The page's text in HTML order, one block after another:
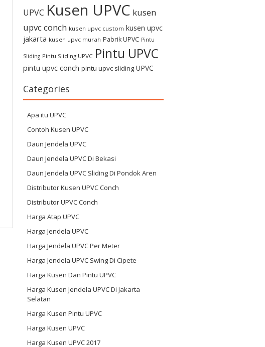
UPVC Kusen UPVC kusen
upvc conch kusen upvc custom kusen upvc
jakarta kusen upvc murah Pabrik UPVC Pintu
Sliding Pintu Sliding UPVC Pintu UPVC
pintu upvc conch pintu upvc sliding UPVC
Categories
Apa itu UPVC
Contoh Kusen UPVC
Daun Jendela UPVC
Daun Jendela UPVC Di Bekasi
Daun Jendela UPVC Sliding Di Pondok Aren
Distributor Kusen UPVC Conch
Distributor UPVC Conch
Harga Atap UPVC
Harga Jendela UPVC
Harga Jendela UPVC Per Meter
Harga Jendela UPVC Swing Di Cipete
Harga Kusen Dan Pintu UPVC
Harga Kusen Jendela UPVC Di Jakarta
Selatan
Harga Kusen Pintu UPVC
Harga Kusen UPVC
Harga Kusen UPVC 2017